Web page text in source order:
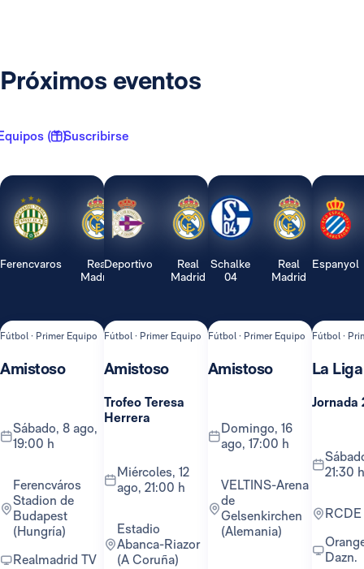
Próximos eventos
( 1 )Suscribirse
Ferencvaros
Real
Madrid
Fútbol · Primer Equipo
Amistoso
sábado, 8 ago,
19:00 h
Ferencváros
Stadion de
Budapest
(Hungría)
Realmadrid TV
Deportivo
Real
Madrid
Fútbol · Primer Equipo
Amistoso
Trofeo Teresa
Herrera
miércoles, 12
ago, 21:00 h
Estadio
Abanca-Riazor
(A Coruña)
Schalke
04
Real
Madrid
Fútbol · Primer Equipo
Amistoso
domingo, 16
ago, 17:00 h
VELTINS-Arena
de
Gelsenkirchen
(Alemania)
Espanyol
Fútbol ·
La Liga
Jornada
sábado, 22 ago,
21:30 h
Orange TV y
Dazn.